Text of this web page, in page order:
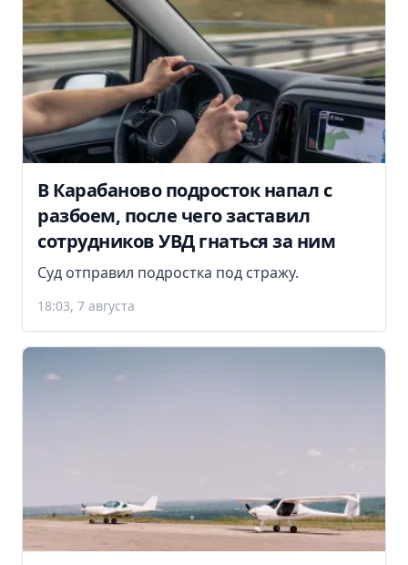
В Карабаново подросток напал с
разбоем, после чего заставил
сотрудников УВД гнаться за ним
Суд отправил подростка под стражу.
18:03, 7 августа